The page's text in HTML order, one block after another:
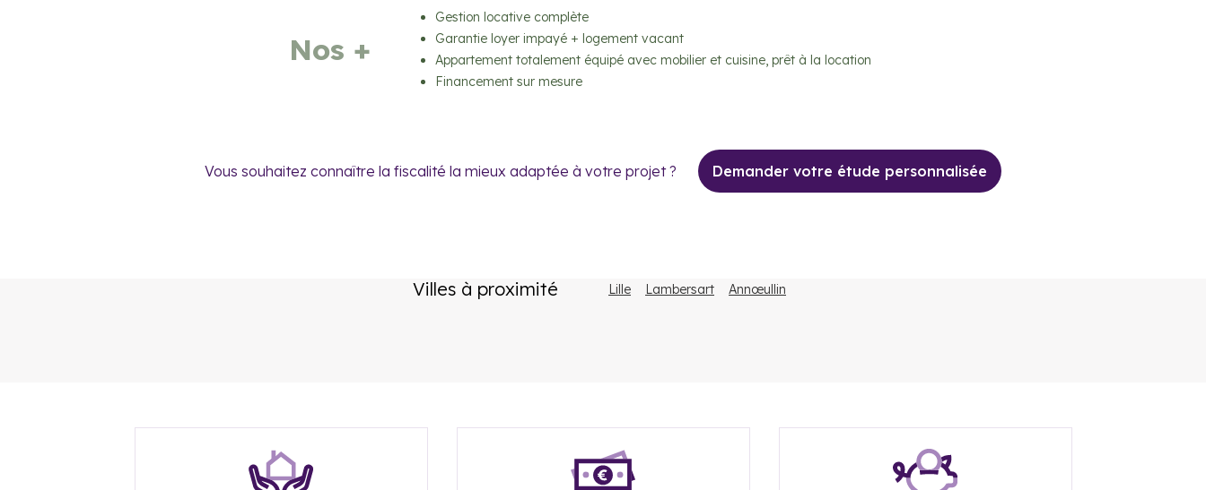
Nos +
Gestion locative complète
Garantie loyer impayé + logement vacant
Appartement totalement équipé avec mobilier et cuisine, prêt à la location
Financement sur mesure
Vous souhaitez connaître la fiscalité la mieux adaptée à votre projet ? Demander votre étude personnalisée
Villes à proximité Lille Lambersart Annœullin